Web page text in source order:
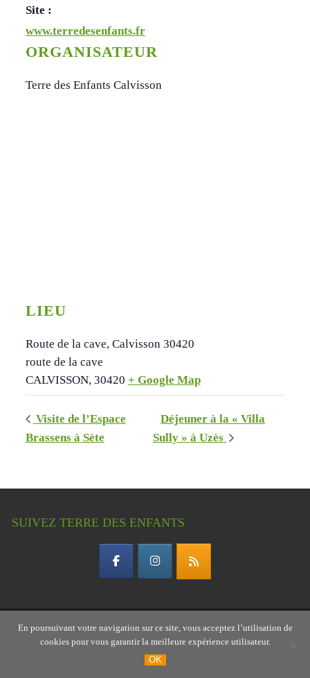
Site :
www.terredesenfants.fr
ORGANISATEUR
Terre des Enfants Calvisson
LIEU
Route de la cave, Calvisson 30420
route de la cave
CALVISSON, 30420 + Google Map
Visite de l’Espace
Brassens à Sète
Déjeuner à la « Villa
Sully » à Uzès
SUIVEZ TERRE DES ENFANTS
Copyright © 2026 Terre des enfants – association
gardoise
En poursuivant votre navigation sur ce site, vous acceptez l’utilisation de
cookies pour vous garantir la meilleure expérience utilisateur.
OK